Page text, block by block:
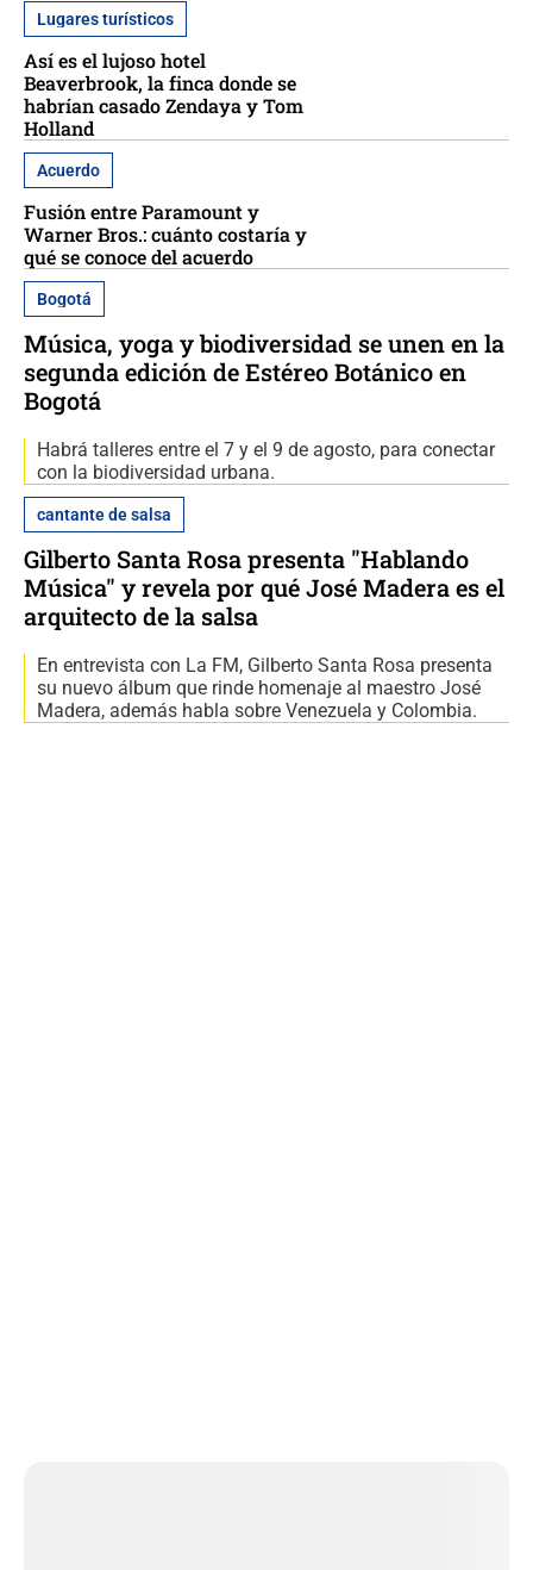
Lugares turísticos
Así es el lujoso hotel
Beaverbrook, la finca donde se
habrían casado Zendaya y Tom
Holland
Acuerdo
Fusión entre Paramount y
Warner Bros.: cuánto costaría y
qué se conoce del acuerdo
Bogotá
Música, yoga y biodiversidad se unen en la
segunda edición de Estéreo Botánico en
Bogotá
Habrá talleres entre el 7 y el 9 de agosto, para conectar
con la biodiversidad urbana.
cantante de salsa
Gilberto Santa Rosa presenta "Hablando
Música" y revela por qué José Madera es el
arquitecto de la salsa
En entrevista con La FM, Gilberto Santa Rosa presenta
su nuevo álbum que rinde homenaje al maestro José
Madera, además habla sobre Venezuela y Colombia.